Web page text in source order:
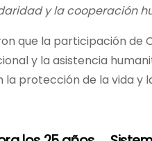
y la cooperación
que la participación
y la asistencia
protección de la vida y